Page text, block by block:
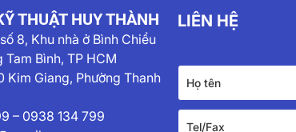
THUẬT HUY THÀNH
8, Khu nhà ở Bình Chiểu
Tam Bình, TP HCM
Kim Giang, Phường Thanh
– 0938 134 799
LIÊN HỆ